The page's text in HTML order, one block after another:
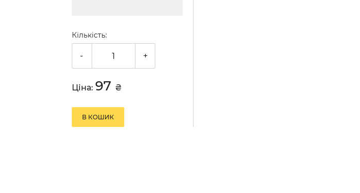
Кількість:
- +
Ціна: 97 ₴
В КОШИК